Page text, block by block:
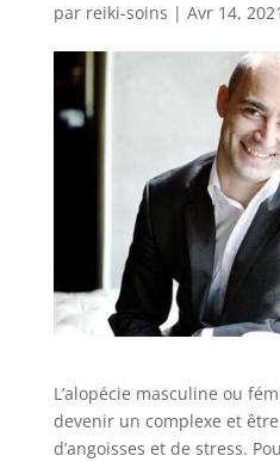
par reiki-soins | Avr 14, 2021
L’alopécie masculine ou
devenir un complexe et
d’angoisses et de stress.